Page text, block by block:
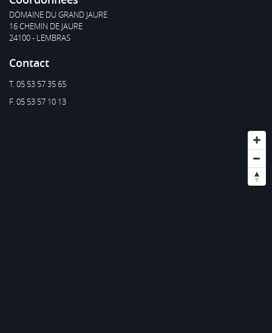
DOMAINE DU GRAND JAURE
16 CHEMIN DE JAURE
24100 - LEMBRAS
Contact
T. 05 53 57 35 65
F. 05 53 57 10 13